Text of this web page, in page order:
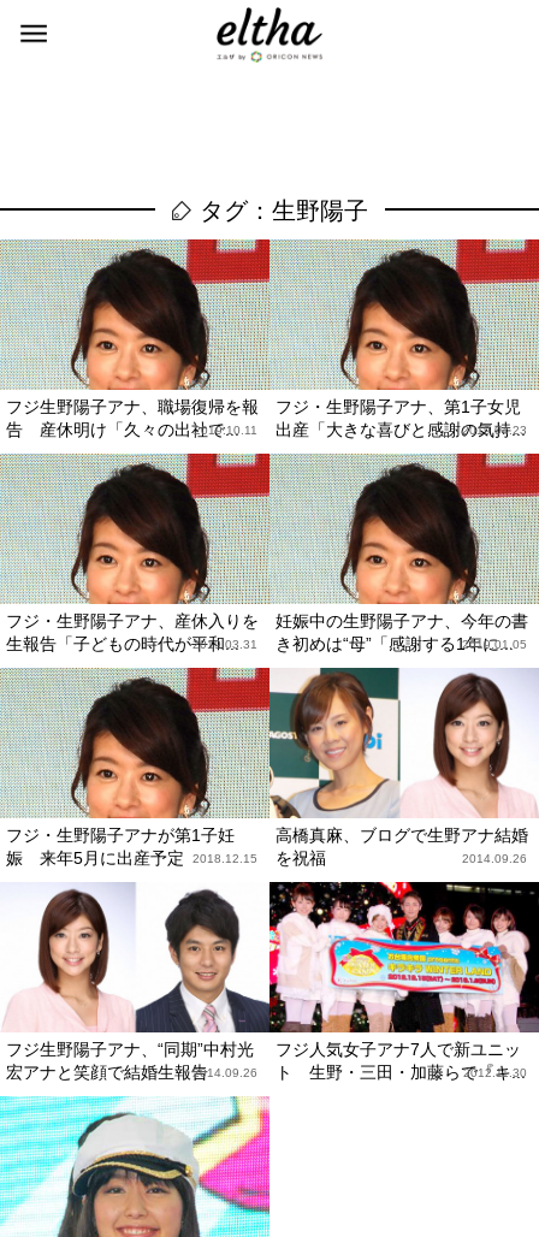
タグ：生野陽子
フジ生野陽子アナ、職場復帰を報
告 産休明け「久々の出社で...
2019.10.11
フジ・生野陽子アナ、第1子女児
出産「大きな喜びと感謝の気持...
2019.04.23
フジ・生野陽子アナ、産休入りを
生報告「子どもの時代が平和...
2019.03.31
妊娠中の生野陽子アナ、今年の書
き初めは“母”「感謝する1年に...
2019.01.05
フジ・生野陽子アナが第1子妊
娠 来年5月に出産予定
2018.12.15
高橋真麻、ブログで生野アナ結婚
を祝福
2014.09.26
フジ生野陽子アナ、“同期”中村光
宏アナと笑顔で結婚生報告2014.09.26
フジ人気女子アナ7人で新ユニッ
ト 生野・三田・加藤らで『キ...
2012.11.30